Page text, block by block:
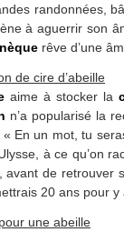
randonnées,
à aguerrir son
rêve d’une
de cire d’abeille
aime à stocker la
n’a popularisé la
En un mot, tu
à ce qu’on
avant de retrouver
20 ans pour y
une abeille